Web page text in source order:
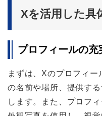
Xを活用した具
プロフィールの充
まずは、Xのプロフィ
の名前や場所、提供す
します。また、プロフ